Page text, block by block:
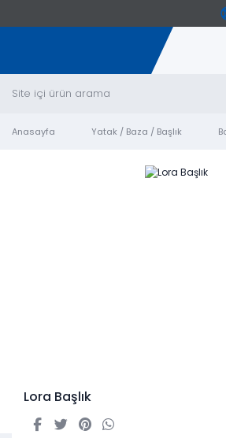
Anasayfa Yatak / Baza / Başlık
Lora Başlık